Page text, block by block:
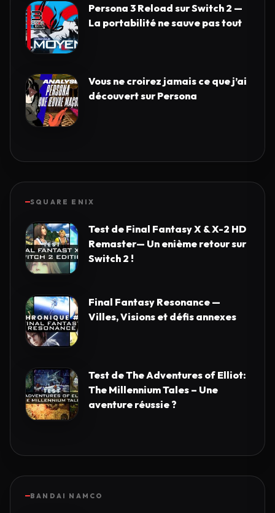
Persona 3 Reload sur Switch 2 —
La portabilité ne sauve pas tout
Vous ne croirez jamais ce que j’ai
découvert sur Persona
SQUARE ENIX
Test de Final Fantasy X & X-2 HD
Remaster— Un enième retour sur
Switch 2 !
Final Fantasy Resonance —
Villes, Visions et défis annexes
Test de The Adventures of Elliot:
The Millennium Tales – Une
aventure réussie ?
BANDAI NAMCO